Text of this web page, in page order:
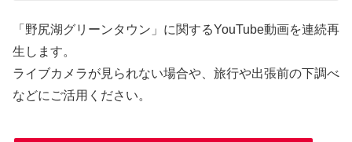
「野尻湖グリーンタウン」に関するYouTube動画を連続再
生します。
ライブカメラが見られない場合や、旅行や出張前の下調べ
などにご活用ください。